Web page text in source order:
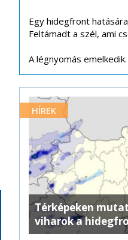
Egy hidegfront
Feltámadt a szél, ami
A légnyomás emelkedik.
HÍREK
Térképeken
viharok a